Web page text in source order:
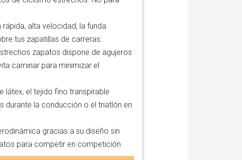
alta velocidad; la funda
tus zapatillas de carreras.
zapatos dispone de agujeros
caminar para minimizar el
látex, el tejido fino transpirable
durante la conducción o el triatlón en
gracias a su diseño sin
para competir en competición.